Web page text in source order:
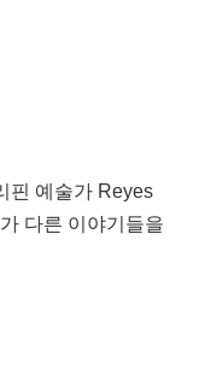
핀 예술가 Reyes
다른 이야기들을